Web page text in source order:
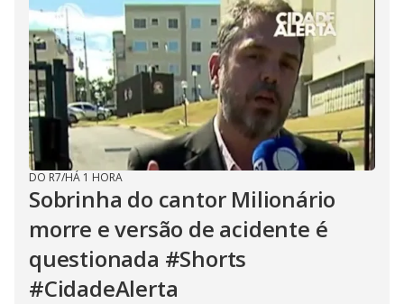
DO R7/HÁ 1 HORA
Sobrinha do cantor Milionário
morre e versão de acidente é
questionada #Shorts
#CidadeAlerta